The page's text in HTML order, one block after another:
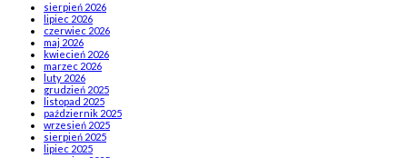
sierpień 2026
lipiec 2026
czerwiec 2026
maj 2026
kwiecień 2026
marzec 2026
luty 2026
grudzień 2025
listopad 2025
październik 2025
wrzesień 2025
sierpień 2025
lipiec 2025